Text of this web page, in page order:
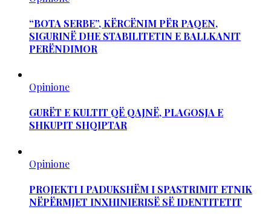
“BOTA SERBE”, KËRCËNIM PËR PAQEN,
SIGURINË DHE STABILITETIN E BALLKANIT
PERËNDIMOR
Opinione
GURËT E KULTIT QË QAJNË, PLAGOSJA E
SHKUPIT SHQIPTAR
Opinione
PROJEKTI I PADUKSHËM I SPASTRIMIT ETNIK
NËPËRMJET INXHINIERISË SË IDENTITETIT